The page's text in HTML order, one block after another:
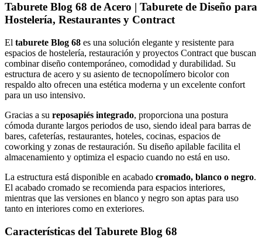
Taburete Blog 68 de Acero | Taburete de Diseño para
Hostelería, Restaurantes y Contract
El taburete Blog 68 es una solución elegante y resistente para
espacios de hostelería, restauración y proyectos Contract que buscan
combinar diseño contemporáneo, comodidad y durabilidad. Su
estructura de acero y su asiento de tecnopolímero bicolor con
respaldo alto ofrecen una estética moderna y un excelente confort
para un uso intensivo.
Gracias a su reposapiés integrado, proporciona una postura
cómoda durante largos periodos de uso, siendo ideal para barras de
bares, cafeterías, restaurantes, hoteles, cocinas, espacios de
coworking y zonas de restauración. Su diseño apilable facilita el
almacenamiento y optimiza el espacio cuando no está en uso.
La estructura está disponible en acabado cromado, blanco o negro.
El acabado cromado se recomienda para espacios interiores,
mientras que las versiones en blanco y negro son aptas para uso
tanto en interiores como en exteriores.
Características del Taburete Blog 68